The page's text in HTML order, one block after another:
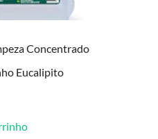
Concentrado
Eucalipito